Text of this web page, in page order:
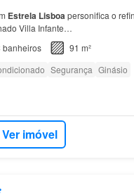
Estrela Lisboapersonifica o
Villa Infante…
banheiros
91 m²
Segurança Ginásio
Ver imóvel